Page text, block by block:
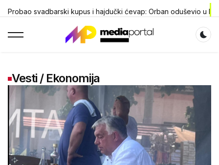
Probao svadbarski kupus i hajdučki ćevap: Orban oduševio u
Vesti / Ekonomija